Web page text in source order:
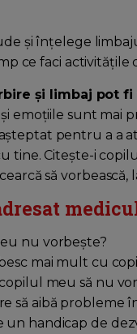
și înțelege
ce faci
și limbaj pot
emoțiile sunt mai
pentru a a
tine. Citește-i
să
nu vorbește?
mai mult cu
meu să nu
să aibă probleme
un handicap de